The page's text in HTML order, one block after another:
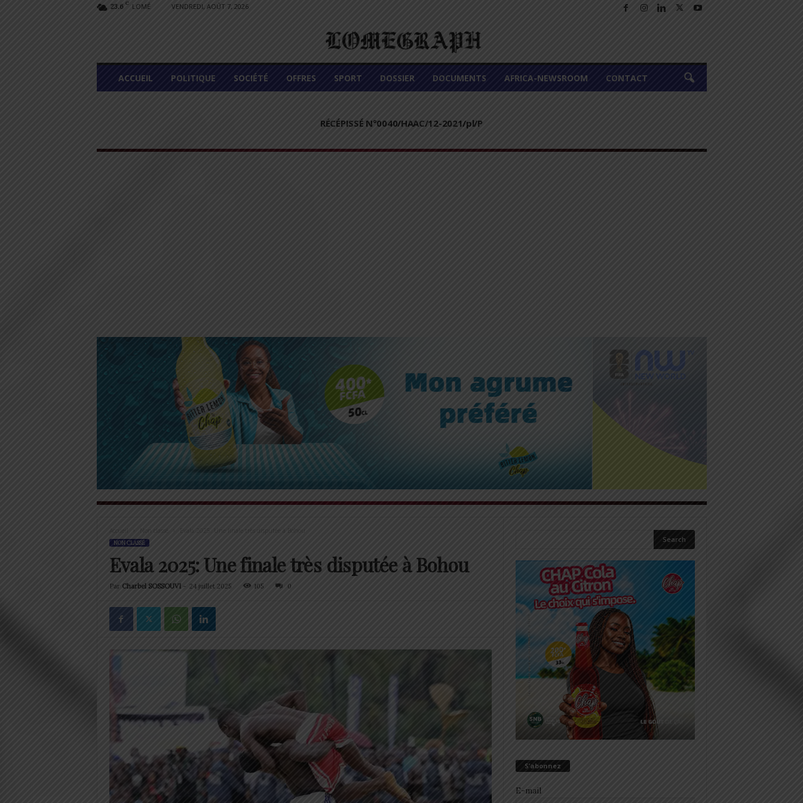
23.6 C LOMÉ VENDREDI, AOÛT 7, 2026
L
M
ACCUEIL POLITIQUE SOCIÉTÉ OFFRES SPORT DOSSIER DOCUMENTS AFRICA-NEWSROOM CONTACT
RÉCÉPISSÉ N°0040/HAAC/12-2021/pl/P
Accueil Evala 2025: Une finale très disputée à Bohou
NON CLASSÉ
Evala 2025: Une finale très disputée à Bohou
Par Charbel SOSSOUVI- 24 juillet 2025 105 0
S’abonnez
E-mail